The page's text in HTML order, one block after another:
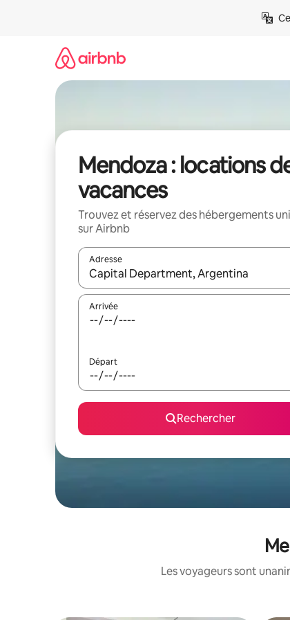
Mendoza : locations
vacances
Trouvez et réservez des hébergements
sur Airbnb
Adresse
Lorsque les résultats s'affichent, utilisez les
Arrivée
Départ
Rechercher
Les voyageurs sont